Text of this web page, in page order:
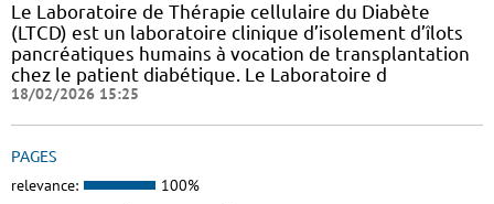
Le Laboratoire de Thérapie cellulaire du Diabète
(LTCD) est un laboratoire clinique d’isolement d’îlots
pancréatiques humains à vocation de transplantation
chez le patient diabétique. Le Laboratoire d
18/02/2026 15:25
PAGES
relevance: 100%